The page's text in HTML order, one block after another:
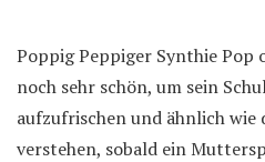
Poppig Peppiger Synthie Pop
noch sehr schön, um sein
aufzufrischen und ähnlich wie
verstehen, sobald ein